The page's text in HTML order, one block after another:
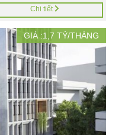
Chi tiết
GIÁ :1,7 TỶ/THÁNG